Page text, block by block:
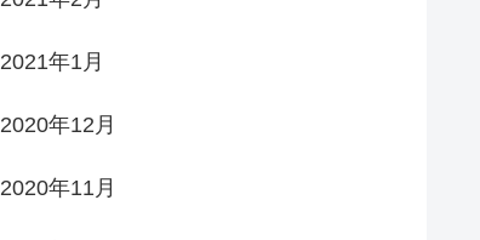
2021年1月
2020年12月
2020年11月